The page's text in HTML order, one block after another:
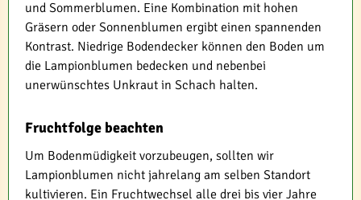
und Sommerblumen. Eine Kombination mit hohen
Gräsern oder Sonnenblumen ergibt einen spannenden
Kontrast. Niedrige Bodendecker können den Boden um
die Lampionblumen bedecken und nebenbei
unerwünschtes Unkraut in Schach halten.
Fruchtfolge beachten
Um Bodenmüdigkeit vorzubeugen, sollten wir
Lampionblumen nicht jahrelang am selben Standort
kultivieren. Ein Fruchtwechsel alle drei bis vier Jahre